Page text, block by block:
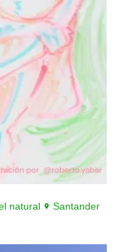
natural Santander